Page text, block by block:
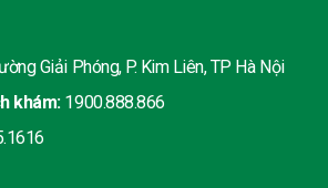
Giải Phóng, P. Kim Liên, TP Hà Nội
khám: 1900.888.866